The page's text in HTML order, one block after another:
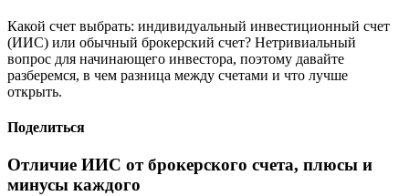
Какой счет выбрать: индивидуальный инвестиционный счет
(ИИС) или обычный брокерский счет? Нетривиальный
вопрос для начинающего инвестора, поэтому давайте
разберемся, в чем разница между счетами и что лучше
открыть.
Поделиться
Отличие ИИС от брокерского счета, плюсы и
минусы каждого